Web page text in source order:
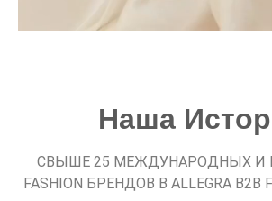
Наша
СВЫШЕ 25 МЕЖДУНАРОДНЫХ И
FASHION БРЕНДОВ В ALLEGRA B2B